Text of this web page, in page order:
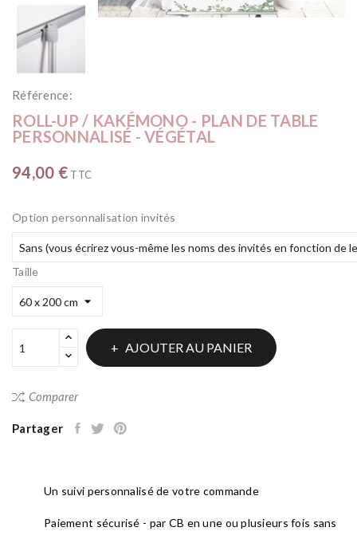
Référence:
ROLL-UP / KAKÉMONO - PLAN DE TABLE
PERSONNALISÉ - VÉGÉTAL
94,00 € TTC
Option personnalisation invités
Taille
AJOUTER AU PANIER
Comparer
Partager
Un suivi personnalisé de votre commande
Paiement sécurisé - par CB en une ou plusieurs fois sans